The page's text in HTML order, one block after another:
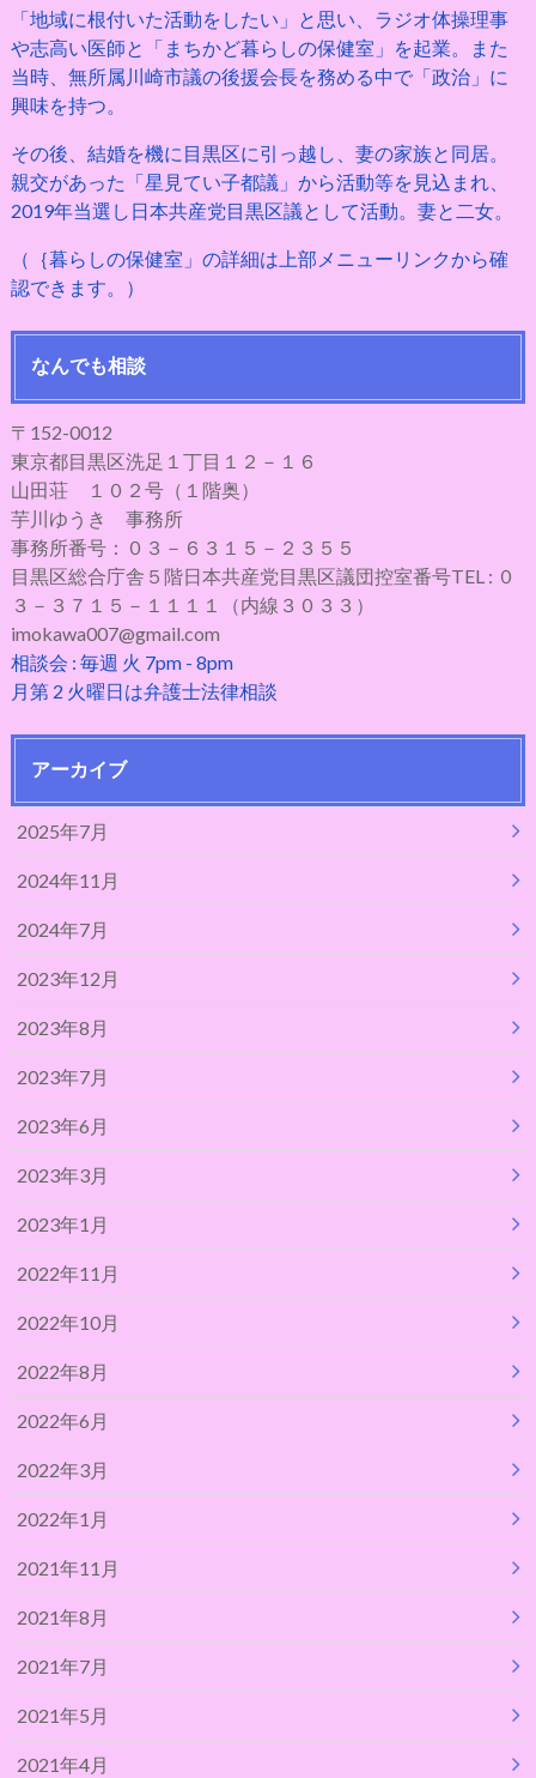
「地域に根付いた活動をしたい」と思い、ラジオ体操理事
や志高い医師と「まちかど暮らしの保健室」を起業。また
当時、無所属川崎市議の後援会長を務める中で「政治」に
興味を持つ。
その後、結婚を機に目黒区に引っ越し、妻の家族と同居。
親交があった「星見てい子都議」から活動等を見込まれ、
2019年当選し日本共産党目黒区議として活動。妻と二女。
（｛暮らしの保健室」の詳細は上部メニューリンクから確
認できます。）
なんでも相談
〒152-0012
東京都目黒区洗足１丁目１２－１６
山田荘 １０２号（１階奥）
芋川ゆうき 事務所
事務所番号：０３－６３１５－２３５５
目黒区総合庁舎５階日本共産党目黒区議団控室番号TEL : ０
３－３７１５－１１１１（内線３０３３）
imokawa007@gmail.com
相談会 : 毎週 火 7pm - 8pm
月第 2 火曜日は弁護士法律相談
アーカイブ
2025年7月
2024年11月
2024年7月
2023年12月
2023年8月
2023年7月
2023年6月
2023年3月
2023年1月
2022年11月
2022年10月
2022年8月
2022年6月
2022年3月
2022年1月
2021年11月
2021年8月
2021年7月
2021年5月
2021年4月